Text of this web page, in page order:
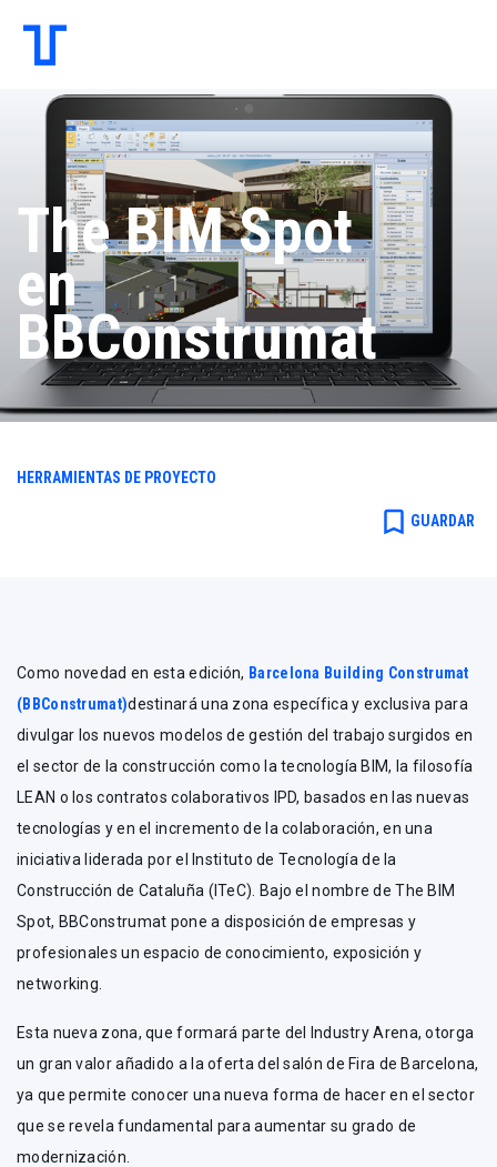
The BIM Spot
en
BBConstrumat
HERRAMIENTAS DE PROYECTO
bookmark_border GUARDAR
Como novedad en esta edición, Barcelona Building Construmat
(BBConstrumat)destinará una zona específica y exclusiva para
divulgar los nuevos modelos de gestión del trabajo surgidos en
el sector de la construcción como la tecnología BIM, la filosofía
LEAN o los contratos colaborativos IPD, basados en las nuevas
tecnologías y en el incremento de la colaboración, en una
iniciativa liderada por el Instituto de Tecnología de la
Construcción de Cataluña (ITeC). Bajo el nombre de The BIM
Spot, BBConstrumat pone a disposición de empresas y
profesionales un espacio de conocimiento, exposición y
networking.
Esta nueva zona, que formará parte del Industry Arena, otorga
un gran valor añadido a la oferta del salón de Fira de Barcelona,
ya que permite conocer una nueva forma de hacer en el sector
que se revela fundamental para aumentar su grado de
modernización.